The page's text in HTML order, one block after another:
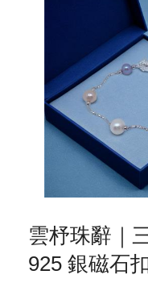
雲杼珠辭｜
925 銀磁石